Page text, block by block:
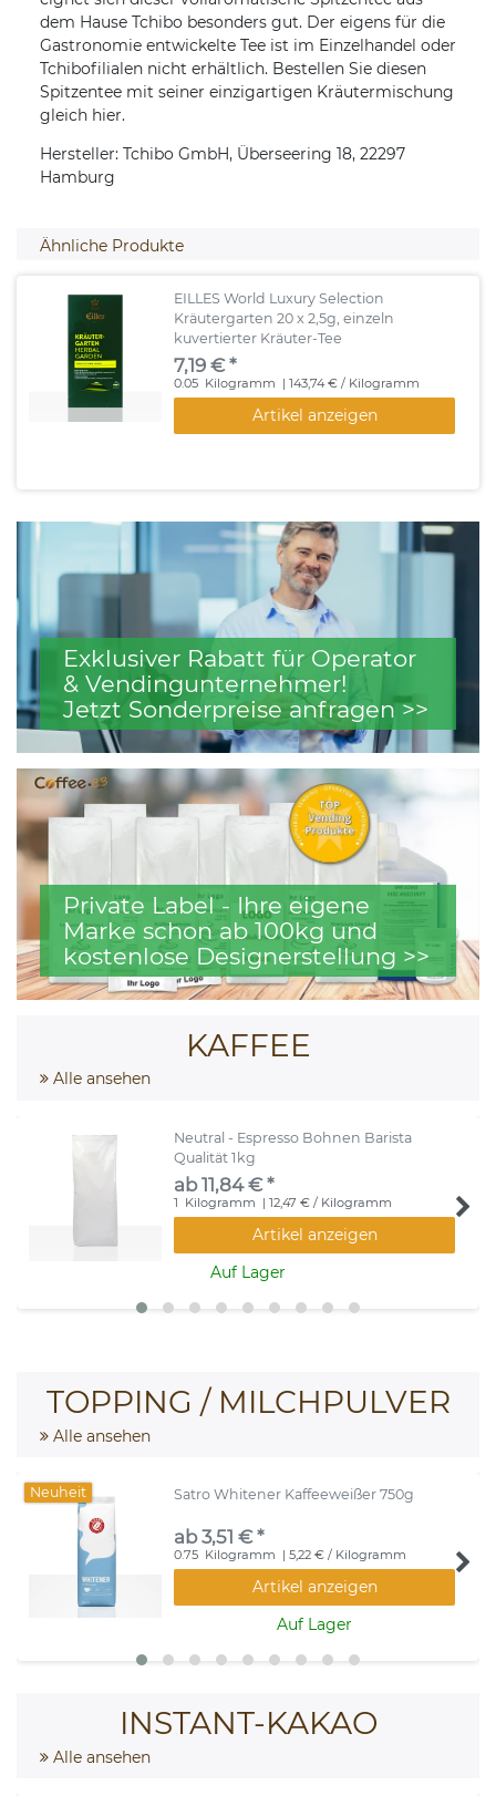
dem Hause Tchibo besonders gut. Der eigens für die
Gastronomie entwickelte Tee ist im Einzelhandel oder
Tchibofilialen nicht erhältlich. Bestellen Sie diesen
Spitzentee mit seiner einzigartigen Kräutermischung
gleich hier.
Hersteller: Tchibo GmbH, Überseering 18, 22297
Hamburg
Ähnliche Produkte
EILLES World Luxury Selection
Kräutergarten 20 x 2,5g, einzeln
kuvertierter Kräuter-Tee
7,19 € *
0.05 Kilogramm | 143,74 € / Kilogramm
Artikel anzeigen
Exklusiver Rabatt für Operator
& Vendingunternehmer!
Jetzt Sonderpreise anfragen >>
Private Label - Ihre eigene
Marke schon ab 100kg und
kostenlose Designerstellung >>
KAFFEE
Alle ansehen
Neutral - Espresso Bohnen Barista
Qualität 1kg
ab 11,84 € *
1 Kilogramm | 12,47 € / Kilogramm
Artikel anzeigen
Auf Lager
TOPPING / MILCHPULVER
Alle ansehen
Neuheit Satro Whitener Kaffeeweißer 750g
ab 3,51 € *
0.75 Kilogramm | 5,22 € / Kilogramm
Artikel anzeigen
Auf Lager
INSTANT-KAKAO
Alle ansehen